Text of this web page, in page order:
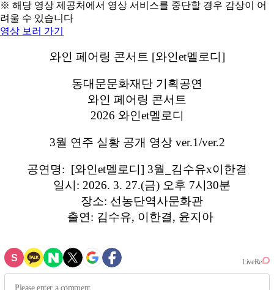
※ 해당 영상 제공처에서 영상 서비스를 중단할 경우 감상이 어
려울 수 있습니다
영상 보러 가기
와인 페어링 콘서트 [와인et멜로디]
동대문문화재단 기획공연
와인 페어링 콘서트
2026 와인et멜로디
3월 연주 실황 공개 영상 ver.1/ver.2
공연명: [와인et멜로디] 3월_김수유x이한결
일시: 2026. 3. 27.(금) 오후 7시30분
장소: 선농단역사문화관
출연: 김수유, 이한결, 윤지아